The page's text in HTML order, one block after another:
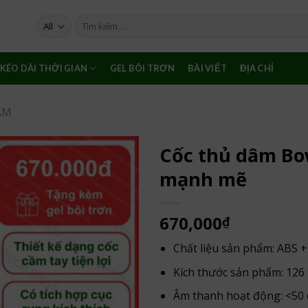
Tìm
KÉO DÀI THỜI GIAN GEL BÔI TRƠN BÀI VIẾT ĐỊA CHỈ
Cốc thủ dâm
mạnh mẽ
670,000₫
Chất liệu sản phẩm: ABS
Kích thước sản phẩm:
Âm thanh hoạt động: <50